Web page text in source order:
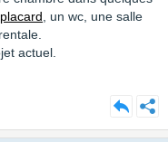
placard, un wc, une salle
actuel.